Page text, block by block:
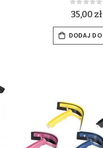
Rating:
0%
35,00 zł
DODAJ